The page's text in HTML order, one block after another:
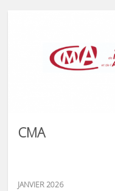
CMA
JANVIER 2026